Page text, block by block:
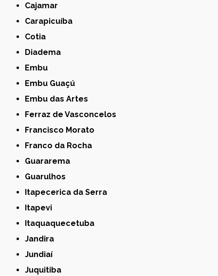
Cajamar
Carapicuíba
Cotia
Diadema
Embu
Embu Guaçú
Embu das Artes
Ferraz de Vasconcelos
Francisco Morato
Franco da Rocha
Guararema
Guarulhos
Itapecerica da Serra
Itapevi
Itaquaquecetuba
Jandira
Jundiaí
Juquitiba